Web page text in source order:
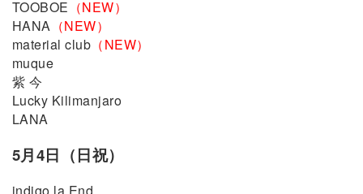
TOOBOE （NEW）
HANA （NEW）
material club （NEW）
muque
紫 今
Lucky Kilimanjaro
LANA
5月4日（日祝）
indigo la End